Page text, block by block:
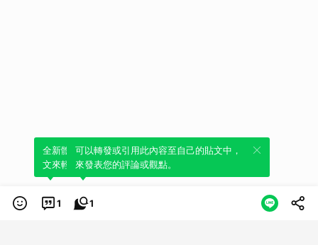
1
全新體驗！一鍵引用此內容，透過發布貼
文來輕鬆表達個人立場。
1
可以轉發或引用此內容至自己的貼文中，
來發表您的評論或觀點。